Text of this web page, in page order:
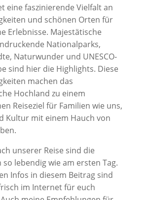
eine faszinierende Vielfalt an
und schönen Orten für
Erlebnisse. Majestätische
Nationalparks,
Naturwunder und UNESCO-
sind hier die Highlights. Diese
machen das
Hochland zu einem
Reiseziel für Familien wie uns,
Kultur mit einem Hauch von
unserer Reise sind die
lebendig wie am ersten Tag.
Infos in diesem Beitrag sind
im Internet für euch